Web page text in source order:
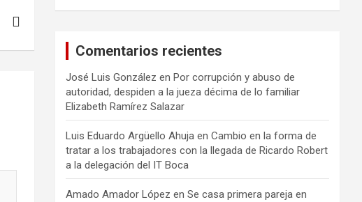
Comentarios recientes
José Luis González enPor corrupción y abuso de
autoridad, despiden a la jueza décima de lo familiar
Elizabeth Ramírez Salazar
Luis Eduardo Argüello Ahuja enCambio en la forma de
tratar a los trabajadores con la llegada de Ricardo Robert
a la delegación del IT Boca
Amado Amador López enSe casa primera pareja en